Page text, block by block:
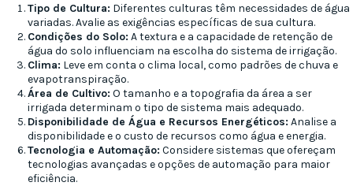
Tipo de Cultura: Diferentes culturas têm necessidades de água
variadas. Avalie as exigências específicas de sua cultura.
Condições do Solo: A textura e a capacidade de retenção de
água do solo influenciam na escolha do sistema de irrigação.
Clima: Leve em conta o clima local, como padrões de chuva e
evapotranspiração.
Área de Cultivo: O tamanho e a topografia da área a ser
irrigada determinam o tipo de sistema mais adequado.
Disponibilidade de Água e Recursos Energéticos: Analise a
disponibilidade e o custo de recursos como água e energia.
Tecnologia e Automação: Considere sistemas que ofereçam
tecnologias avançadas e opções de automação para maior
eficiência.